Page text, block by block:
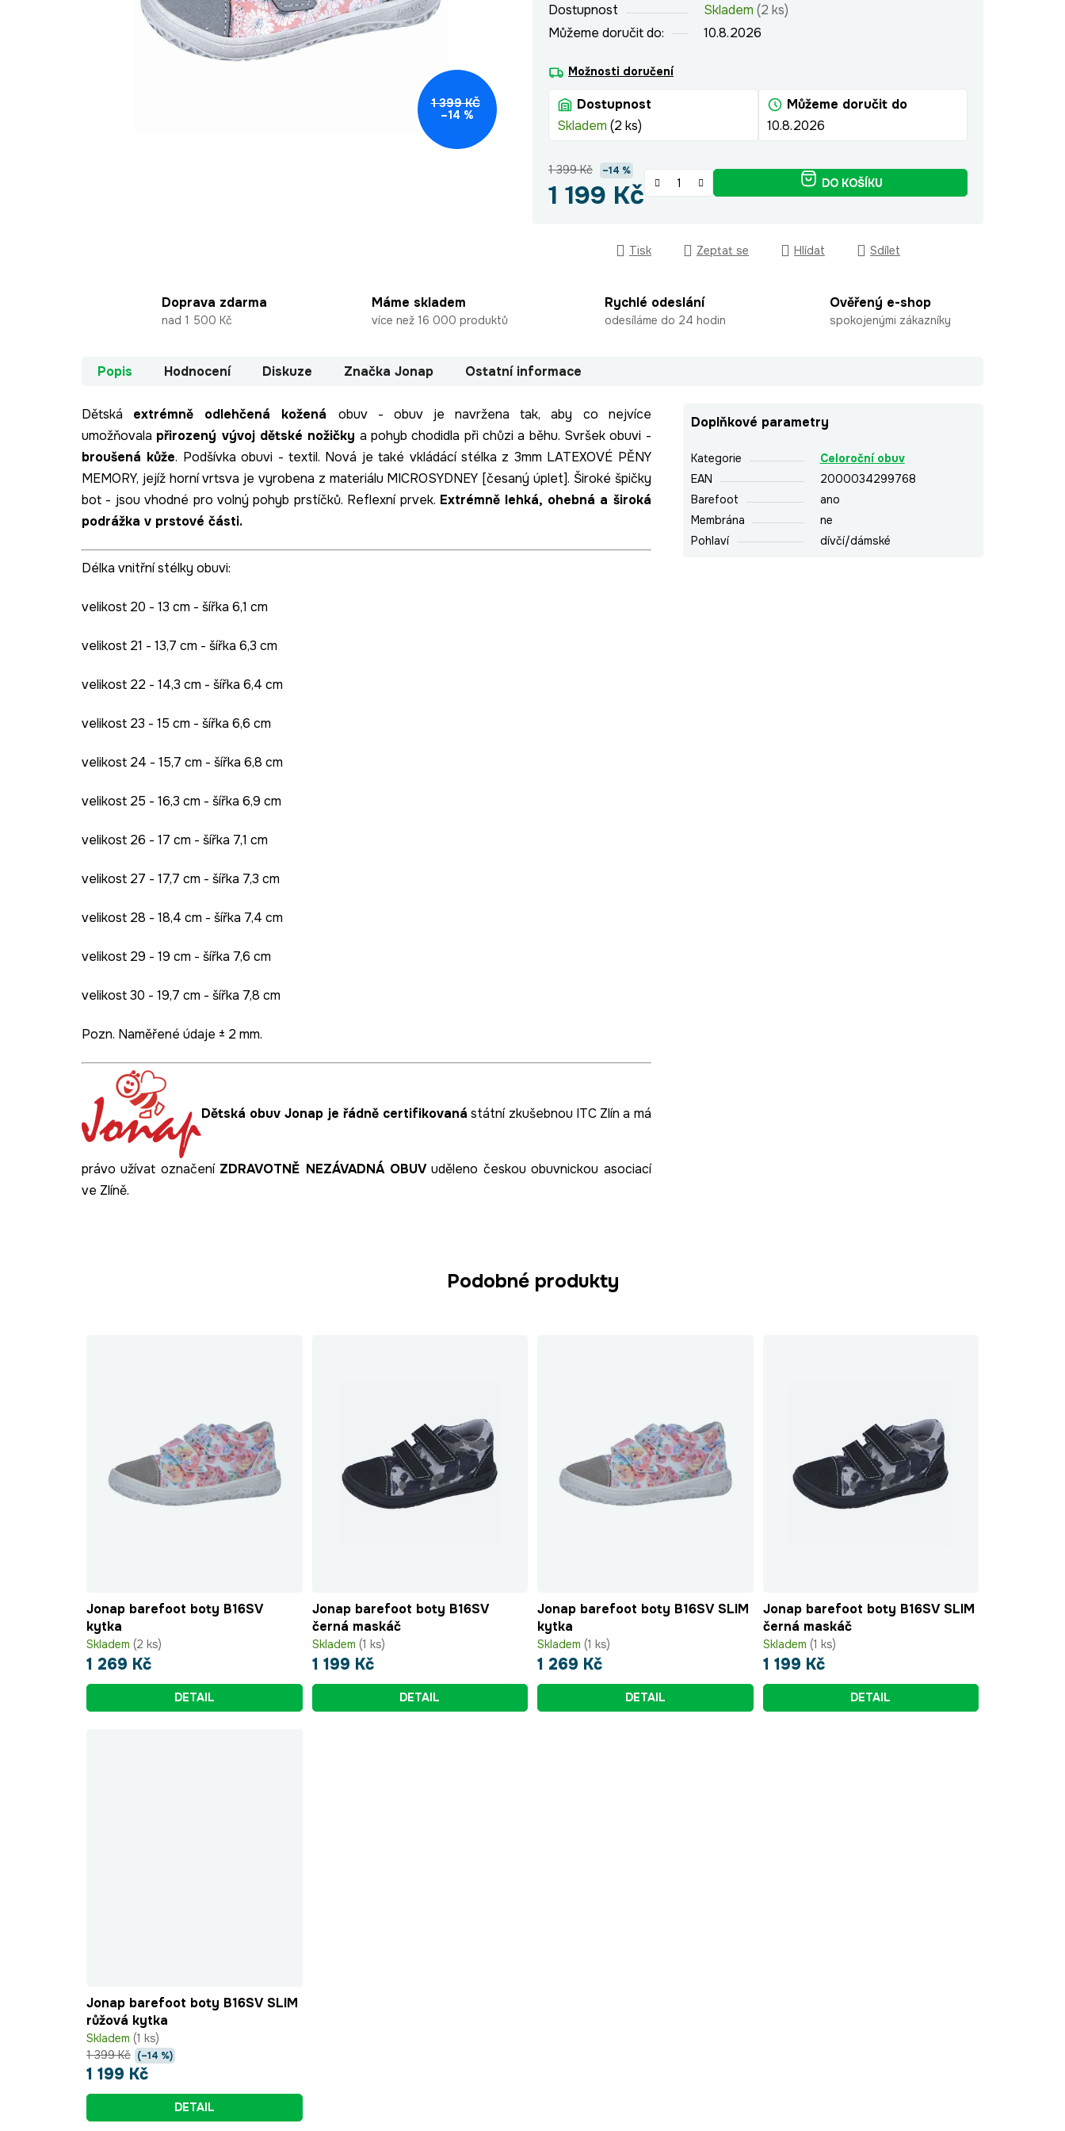
Dostupnost Skladem (2 ks)
Můžeme doručit do:
10.8.2026
Možnosti doručení
Dostupnost
Skladem (2 ks)
Můžeme doručit do
10.8.2026
1 399 Kč –14 %
1 199 Kč DO KOŠÍKU
Tisk Zeptat se Hlídat Sdílet
1 399 KČ
–14 %
Doprava zdarma
nad 1 500 Kč
Máme skladem
více než 16 000 produktů
Rychlé odeslání
odesíláme do 24 hodin
Ověřený e-shop
spokojenými zákazníky
Popis Hodnocení Diskuze Značka Jonap Ostatní informace
Dětská extrémně odlehčená kožená obuv - obuv je navržena tak, aby co nejvíce
umožňovala přirozený vývoj dětské nožičky a pohyb chodidla při chůzi a běhu. Svršek obuvi -
broušená kůže. Podšívka obuvi - textil. Nová je také vkládácí stélka z 3mm LATEXOVÉ PĚNY
MEMORY, jejíž horní vrtsva je vyrobena z materiálu MICROSYDNEY [česaný úplet]. Široké špičky
bot - jsou vhodné pro volný pohyb prstíčků. Reflexní prvek. Extrémně lehká, ohebná a široká
podrážka v prstové části.
Délka vnitřní stélky obuvi:
velikost 20 - 13 cm - šířka 6,1 cm
velikost 21 - 13,7 cm - šířka 6,3 cm
velikost 22 - 14,3 cm - šířka 6,4 cm
velikost 23 - 15 cm - šířka 6,6 cm
velikost 24 - 15,7 cm - šířka 6,8 cm
velikost 25 - 16,3 cm - šířka 6,9 cm
velikost 26 - 17 cm - šířka 7,1 cm
velikost 27 - 17,7 cm - šířka 7,3 cm
velikost 28 - 18,4 cm - šířka 7,4 cm
velikost 29 - 19 cm - šířka 7,6 cm
velikost 30 - 19,7 cm - šířka 7,8 cm
Pozn. Naměřené údaje ± 2 mm.
Dětská obuv Jonap je řádně certifikovaná státní zkušebnou ITC Zlín a má
právo užívat označení ZDRAVOTNĚ NEZÁVADNÁ OBUVuděleno českou obuvnickou asociací
ve Zlíně.
Doplňkové parametry
Kategorie
Celoroční obuv
EAN
2000034299768
Barefoot
ano
Membrána
ne
Pohlaví
dívčí/dámské
Podobné produkty
Jonap barefoot boty B16SV
kytka
Skladem (2 ks)
1 269 Kč
DETAIL
Jonap barefoot boty B16SV
černá maskáč
Skladem (1 ks)
1 199 Kč
DETAIL
Jonap barefoot boty B16SV SLIM
kytka
Skladem (1 ks)
1 269 Kč
DETAIL
Jonap barefoot boty B16SV SLIM
černá maskáč
Skladem (1 ks)
1 199 Kč
DETAIL
Jonap barefoot boty B16SV SLIM
růžová kytka
Skladem (1 ks)
1 199 Kč
1 399 Kč (–14 %)
DETAIL